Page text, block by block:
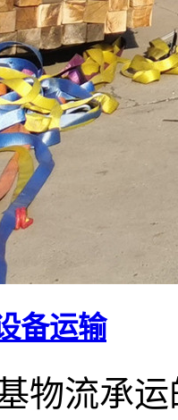
备运输
物流承